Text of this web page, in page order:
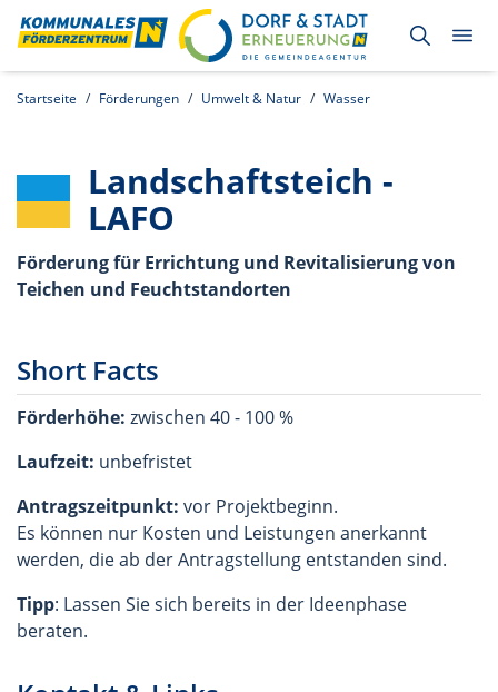
Startseite Förderungen Umwelt & Natur Wasser
Landschaftsteich -
LAFO
Förderung für Errichtung und Revitalisierung von
Teichen und Feuchtstandorten
Short Facts
Förderhöhe: zwischen 40 - 100 %
Laufzeit: unbefristet
Antragszeitpunkt: vor Projektbeginn.
Es können nur Kosten und Leistungen anerkannt
werden, die ab der Antragstellung entstanden sind.
Tipp: Lassen Sie sich bereits in der Ideenphase
beraten.